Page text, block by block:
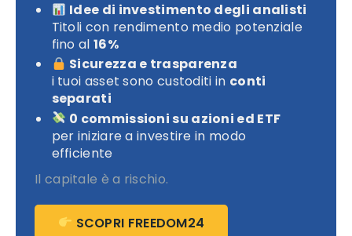
Idee di investimento degli analisti
Titoli con rendimento medio potenziale
fino al 16%
Sicurezza e trasparenza
i tuoi asset sono custoditi in conti
separati
0 commissioni su azioni ed ETF
per iniziare a investire in modo
efficiente
Il capitale è a rischio.
SCOPRI FREEDOM24